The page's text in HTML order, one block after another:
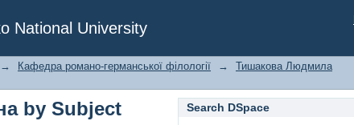
National University
by Subject
→ Кафедра романо-германської філології →
Тишакова Людмила
by Subject Search DSpace